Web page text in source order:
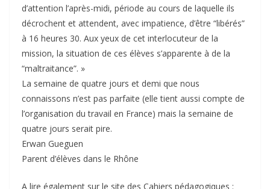
d’attention l’après-midi, période au cours de laquelle ils
décrochent et attendent, avec impatience, d’être “libérés”
à 16 heures 30. Aux yeux de cet interlocuteur de la
mission, la situation de ces élèves s’apparente à de la
“maltraitance”. »
La semaine de quatre jours et demi que nous
connaissons n’est pas parfaite (elle tient aussi compte de
l’organisation du travail en France) mais la semaine de
quatre jours serait pire.
Erwan Gueguen
Parent d’élèves dans le Rhône
A lire également sur le site des Cahiers pédagogiques :